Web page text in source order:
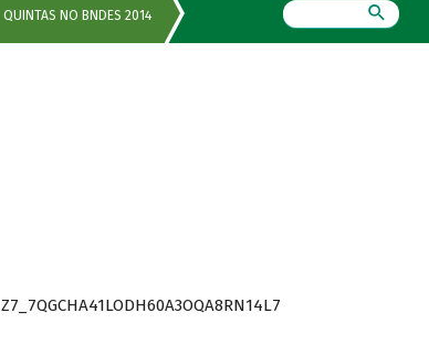
Z7_7QGCHA41LODH60A3OQA8RN14L7